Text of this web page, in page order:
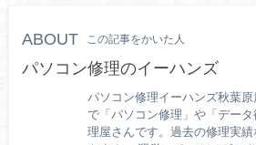
ABOUT この記事をかいた人
パソコン修理のイーハンズ
パソコン修理イーハンズ秋葉
で「パソコン修理」や「デー
理屋さんです。過去の修理実